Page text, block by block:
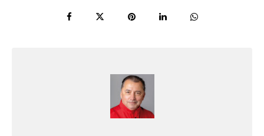
bezpracně sáhli na výhody ale ani komančové
neúspěch na nkofo svést?) A takové lidi bych
přirovnal k vajglu v hajzlu daleko spíše.